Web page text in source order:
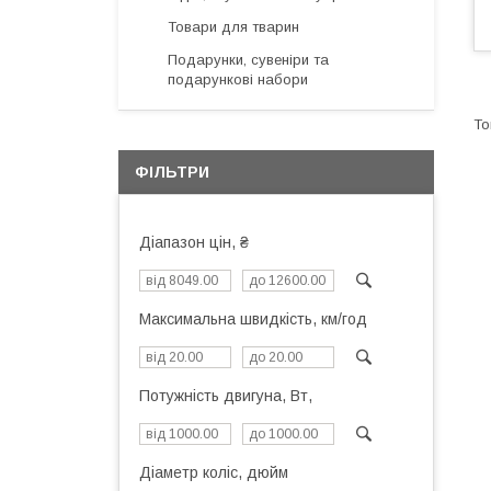
Товари для тварин
Подарунки, сувеніри та
подарункові набори
ФІЛЬТРИ
Діапазон цін, ₴
Максимальна швидкість, км/год
Потужність двигуна, Вт,
Діаметр коліс, дюйм